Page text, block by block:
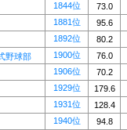
1844位
73.0
1881位
95.6
1892位
80.2
野球部 1900位
76.0
1906位
70.2
1929位
179.6
1931位
128.4
1940位
94.8